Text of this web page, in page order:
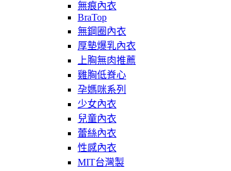
無痕內衣
BraTop
無鋼圈內衣
厚墊爆乳內衣
上胸無肉推薦
雞胸低脊心
孕媽咪系列
少女內衣
兒童內衣
蕾絲內衣
性感內衣
MIT台灣製